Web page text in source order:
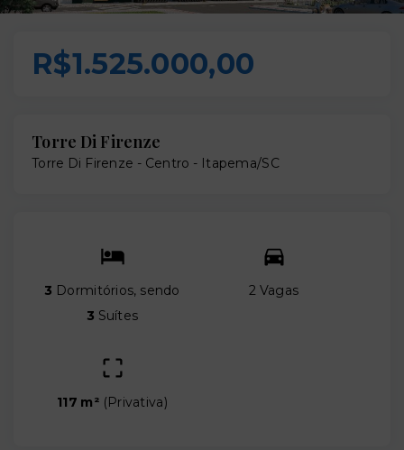
R$1.525.000,00
Torre Di Firenze
Torre Di Firenze - Centro - Itapema/SC
3 Dormitórios, sendo
3 Suítes
2 Vagas
117 m² (Privativa)